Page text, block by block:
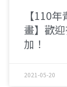
【110
畫】歡
加！
2021-05-20